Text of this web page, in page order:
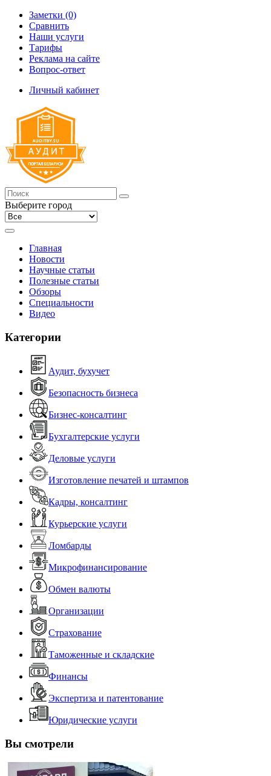
Заметки (0)
Сравнить
Наши услуги
Тарифы
Реклама на сайте
Вопрос-ответ
Личный кабинет
Выберите город
Главная
Новости
Научные статьи
Полезные статьи
Обзоры
Специальности
Видео
Категории
Аудит, бухучет
Безопасность бизнеса
Бизнес-консалтинг
Бухгалтерские услуги
Деловые услуги
Изготовление печатей и штампов
Кадры, консалтинг
Курьерские услуги
Ломбарды
Микрофинансирование
Обмен валюты
Организации
Страхование
Таможенные и складские
Финансы
Экспертиза и патентование
Юридические услуги
Вы смотрели